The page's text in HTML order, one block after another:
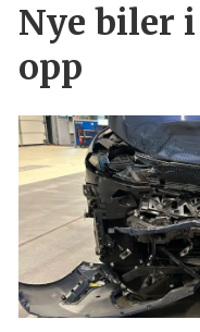
Nye biler
opp